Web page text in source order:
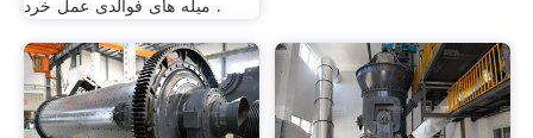
میله های فوالدی عمل خرد .